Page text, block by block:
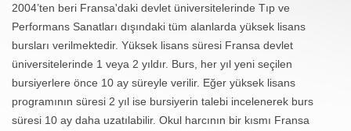
2004’ten beri Fransa'daki devlet üniversitelerinde Tıp ve
Performans Sanatları dışındaki tüm alanlarda yüksek lisans
bursları verilmektedir. Yüksek lisans süresi Fransa devlet
üniversitelerinde 1 veya 2 yıldır. Burs, her yıl yeni seçilen
bursiyerlere önce 10 ay süreyle verilir. Eğer yüksek lisans
programının süresi 2 yıl ise bursiyerin talebi incelenerek burs
süresi 10 ay daha uzatılabilir. Okul harcının bir kısmı Fransa